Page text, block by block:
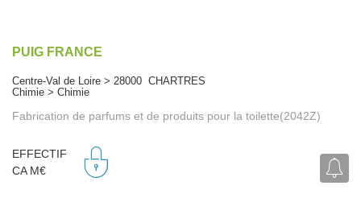
PUIG FRANCE
Centre-Val de Loire > 28000 CHARTRES
Chimie > Chimie
Fabrication de parfums et de produits pour la toilette(2042Z)
EFFECTIF
CA M€